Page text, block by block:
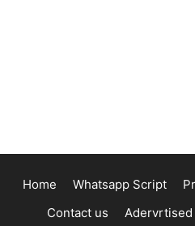
Home Whatsapp Script
Contact us
Adervrtised